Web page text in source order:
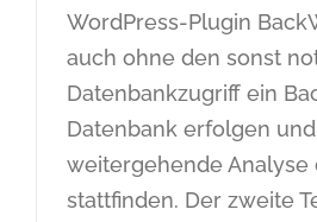
WordPress-Plugin
auch ohne den sonst
Datenbankzugriff ein
Datenbank erfolgen
weitergehende Analyse
stattfinden. Der zweite